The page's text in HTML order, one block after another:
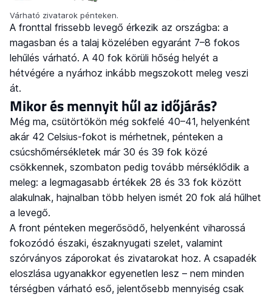
Várható zivatarok pénteken.
A fronttal frissebb levegő érkezik az országba: a
magasban és a talaj közelében egyaránt 7–8 fokos
lehűlés várható. A 40 fok körüli hőség helyét a
hétvégére a nyárhoz inkább megszokott meleg veszi
át.
Mikor és mennyit hűl az időjárás?
Még ma, csütörtökön még sokfelé 40–41, helyenként
akár 42 Celsius-fokot is mérhetnek, pénteken a
csúcshőmérsékletek már 30 és 39 fok közé
csökkennek, szombaton pedig tovább mérséklődik a
meleg: a legmagasabb értékek 28 és 33 fok között
alakulnak, hajnalban több helyen ismét 20 fok alá hűlhet
a levegő.
A front pénteken megerősödő, helyenként viharossá
fokozódó északi, északnyugati szelet, valamint
szórványos záporokat és zivatarokat hoz. A csapadék
eloszlása ugyanakkor egyenetlen lesz – nem minden
térségben várható eső, jelentősebb mennyiség csak